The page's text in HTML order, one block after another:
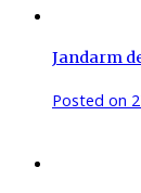
Jandarm
Posted on